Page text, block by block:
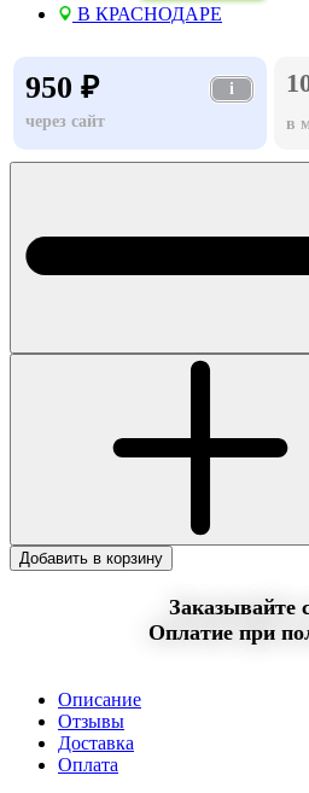
В КРАСНОДАРЕ
950 ₽
i
через сайт
в
Добавить в корзину
Заказывайте
Оплатие при
Описание
Отзывы
Доставка
Оплата